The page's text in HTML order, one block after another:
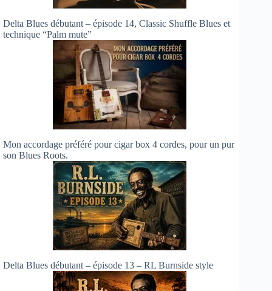
Delta Blues débutant – épisode 14, Classic Shuffle Blues et
technique “Palm mute”
Mon accordage préféré pour cigar box 4 cordes, pour un pur
son Blues Roots.
Delta Blues débutant – épisode 13 – RL Burnside style